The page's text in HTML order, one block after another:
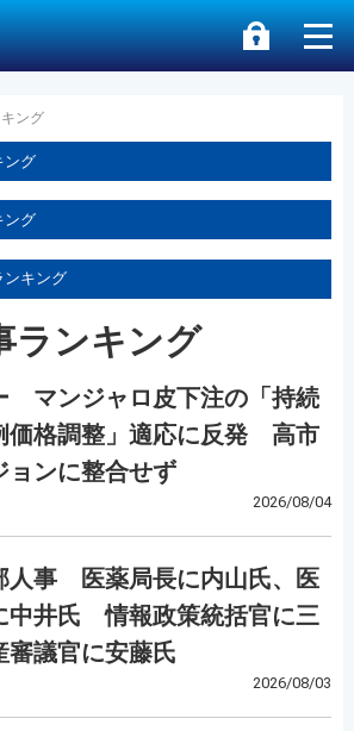
ング
ング
ング
ンキング
ランキング
マンジャロ皮下注の「持続
価格調整」適応に反発 高市
ョンに整合せず
2026/08/04
人事 医薬局長に内山氏、医
中井氏 情報政策統括官に三
審議官に安藤氏
2026/08/03